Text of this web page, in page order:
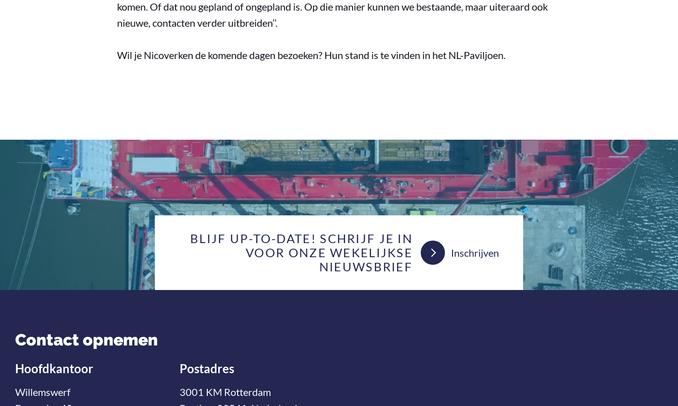
komen. Of dat nou gepland of ongepland is. Op die manier kunnen we bestaande, maar uiteraard ook
nieuwe, contacten verder uitbreiden’’.
Wil je Nicoverken de komende dagen bezoeken? Hun stand is te vinden in het NL-Paviljoen.
BLIJF UP-TO-DATE! SCHRIJF JE IN
VOOR ONZE WEKELIJKSE
NIEUWSBRIEF
Inschrijven
Contact opnemen
Hoofdkantoor
Willemswerf
Postadres
3001 KM Rotterdam